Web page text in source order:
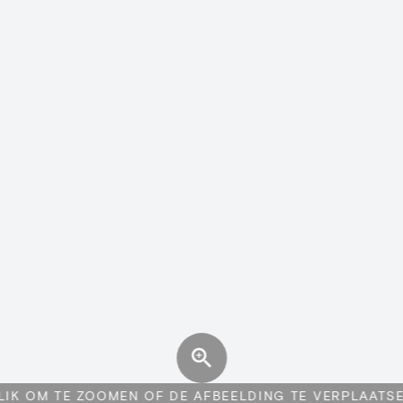
OM TE ZOOMEN OF DE AFBEELDING TE